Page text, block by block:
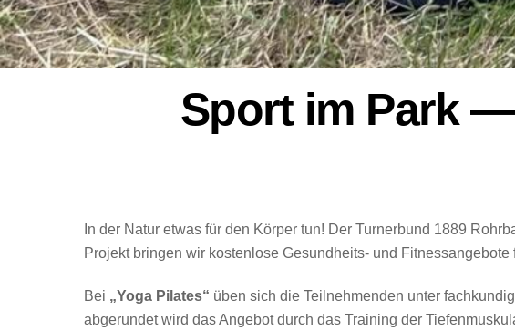
Sport im Park
In der Natur etwas für den Körper tun! Der Turnerbund 1889
Projekt bringen wir kostenlose Gesundheits- und
Bei „Yoga Pilates“ üben sich die Teilnehmenden unter
abgerundet wird das Angebot durch das Training der